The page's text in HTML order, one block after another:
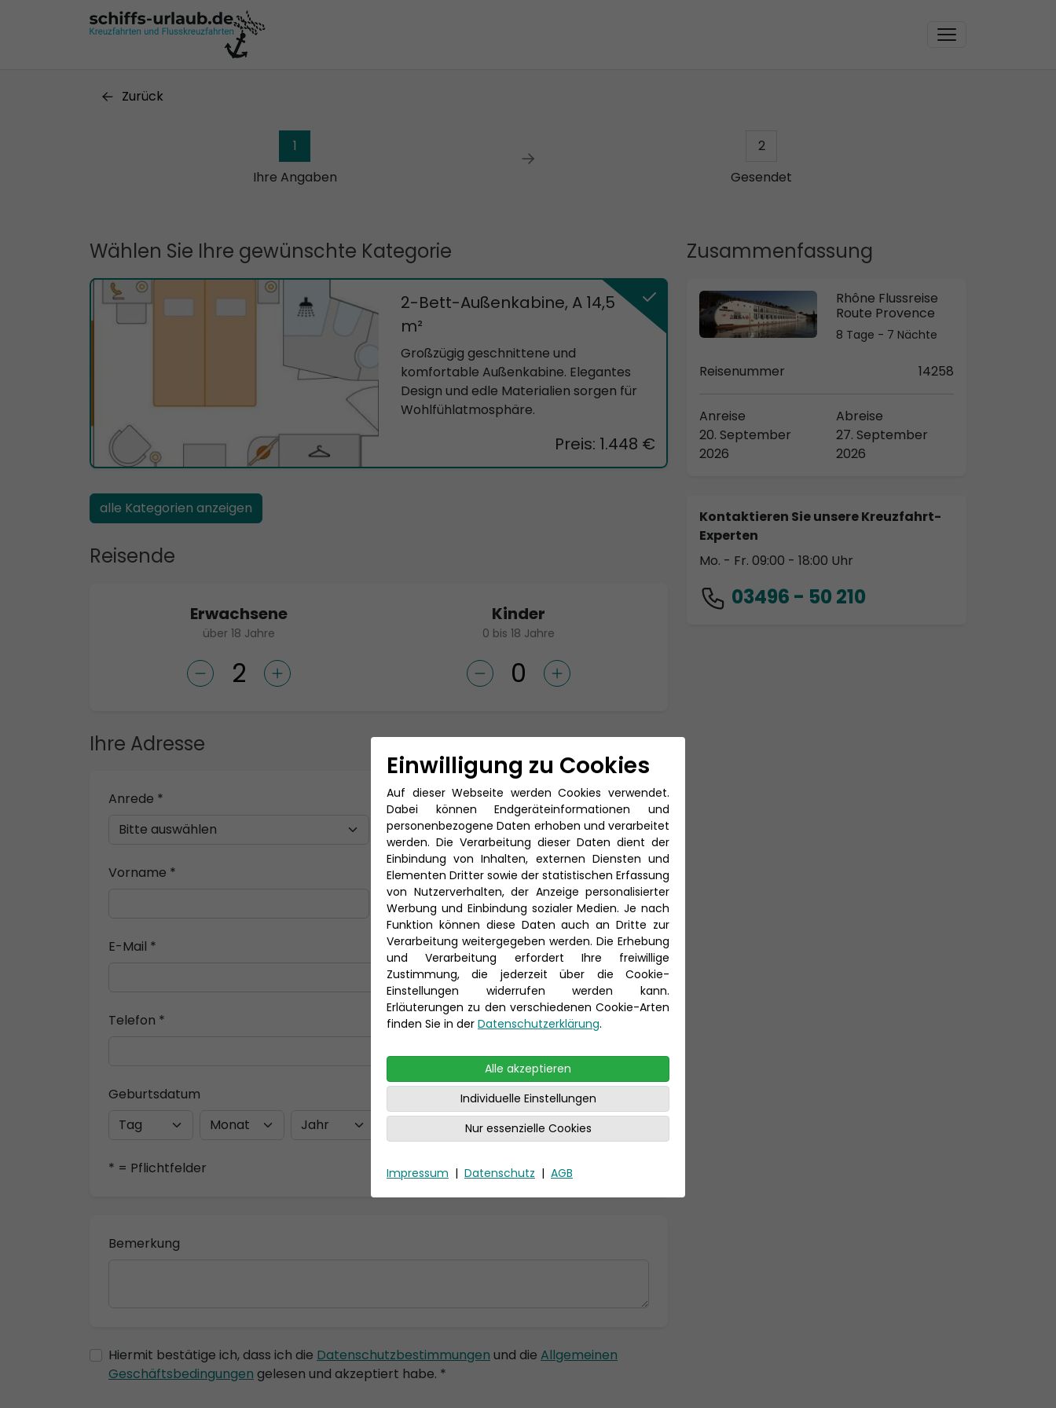
Zurück
1
Ihre Angaben
2
Gesendet
Zusammenfassung
Rhône Flussreise
Route Provence
8 Tage - 7 Nächte
Reisenummer 14258
Anreise
20. September
2026
Abreise
27. September
2026
Kontaktieren Sie unsere Kreuzfahrt-
Experten
Mo. - Fr. 09:00 - 18:00 Uhr
03496 - 50 210
Wählen Sie Ihre gewünschte Kategorie
2-Bett-Außenkabine, A 14,5
m²
Großzügig geschnittene und
komfortable Außenkabine. Elegantes
Design und edle Materialien sorgen für
Wohlfühlatmosphäre.
Preis: 1.448 €
alle Kategorien anzeigen
Reisende
Erwachsene
über 18 Jahre
Kinder
0 bis 18 Jahre
Ihre Adresse
Anrede * Titel
Vorname * Nachname *
E-Mail *
Telefon *
Geburtsdatum
* = Pflichtfelder
Bemerkung
Hiermit bestätige ich, dass ich die Datenschutzbestimmungen und die Allgemeinen
Geschäftsbedingungen gelesen und akzeptiert habe. *
Einwilligung zu Cookies
Auf dieser Webseite werden Cookies verwendet.
Dabei können Endgeräteinformationen und
personenbezogene Daten erhoben und verarbeitet
werden. Die Verarbeitung dieser Daten dient der
Einbindung von Inhalten, externen Diensten und
Elementen Dritter sowie der statistischen Erfassung
von Nutzerverhalten, der Anzeige personalisierter
Werbung und Einbindung sozialer Medien. Je nach
Funktion können diese Daten auch an Dritte zur
Verarbeitung weitergegeben werden. Die Erhebung
und Verarbeitung erfordert Ihre freiwillige
Zustimmung, die jederzeit über die Cookie-
Einstellungen widerrufen werden kann.
Erläuterungen zu den verschiedenen Cookie-Arten
finden Sie in der Datenschutzerklärung.
Alle akzeptieren
Individuelle Einstellungen
Nur essenzielle Cookies
Impressum | Datenschutz | AGB